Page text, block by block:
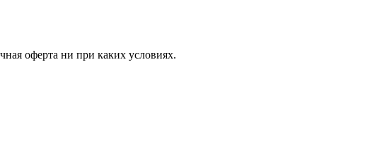
оферта ни при каких условиях.